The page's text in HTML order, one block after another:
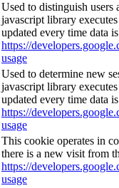
Used to distinguish users
javascript library
updated every time data
https://
usage
Used to determine new
javascript library
updated every time data
https://
usage
This cookie operates in
there is a new visit from
https://
usage